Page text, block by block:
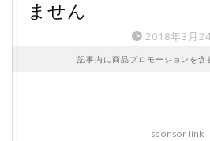
ません
2018年3月
記事内に商品プロモーションを含
sponsor link